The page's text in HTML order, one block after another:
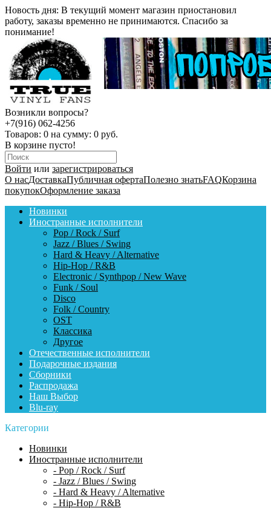
Новость дня: В текущий момент магазин приостановил
работу, заказы временно не принимаются. Спасибо за
понимание!
Возникли вопросы?
+7(916) 062-4256
Товаров: 0 на сумму: 0 руб.
В корзине пусто!
Войти или зарегистрироваться
О насДоставкаПубличная офертаПолезно знатьFAQКорзина
покупокОформление заказа
Новинки
Иностранные исполнители
Pop / Rock / Surf
Jazz / Blues / Swing
Hard & Heavy / Alternative
Hip-Hop / R&B
Electronic / Synthpop / New Wave
Funk / Soul
Disco
Folk / Country
OST
Классика
Другое
Отечественные исполнители
Подарочные издания
Сборники
Распродажа
Наш Выбор
Blu-ray
Категории
Новинки
Иностранные исполнители
- Pop / Rock / Surf
- Jazz / Blues / Swing
- Hard & Heavy / Alternative
- Hip-Hop / R&B